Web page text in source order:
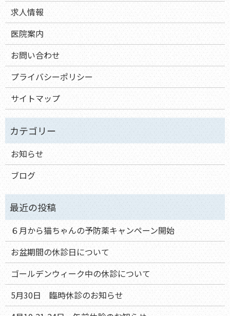
求人情報
医院案内
お問い合わせ
プライバシーポリシー
サイトマップ
お知らせ
ブログ
６月から猫ちゃんの予防薬キャンペーン開始
お盆期間の休診日について
ゴールデンウィーク中の休診について
5月30日 臨時休診のお知らせ